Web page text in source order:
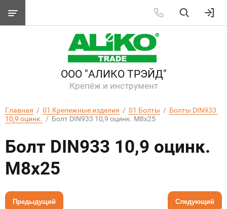
ООО "АЛИКО ТРЭЙД"
Крепёж и инструмент
Главная
  /
01 Крепежные изделия
  /
01 Болты
  /
Болты DIN933
10,9 оцинк.
  /  Болт DIN933 10,9 оцинк. М8x25
Болт DIN933 10,9 оцинк.
М8x25
Предыдущий Следующий